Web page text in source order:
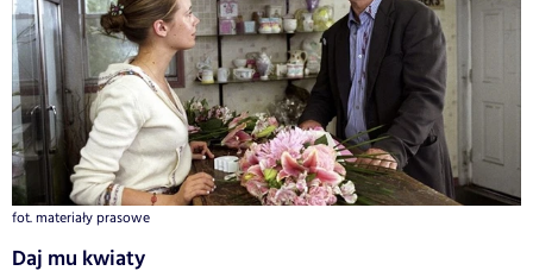
fot. materiały prasowe
Daj mu kwiaty